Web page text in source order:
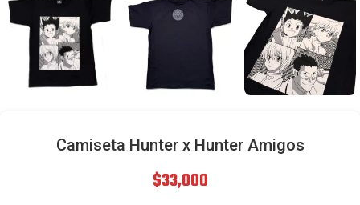
Camiseta Hunter x Hunter Amigos
$33,000